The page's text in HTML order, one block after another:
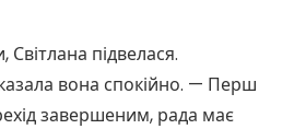
підвелася.
вона спокійно. — Перш
завершеним, рада має